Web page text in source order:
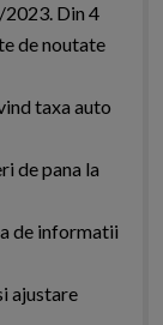
Din 4
de noutate
taxa auto
de pana la
de informatii
ajustare